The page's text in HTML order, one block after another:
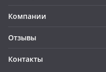
Компании
Отзывы
Контакты